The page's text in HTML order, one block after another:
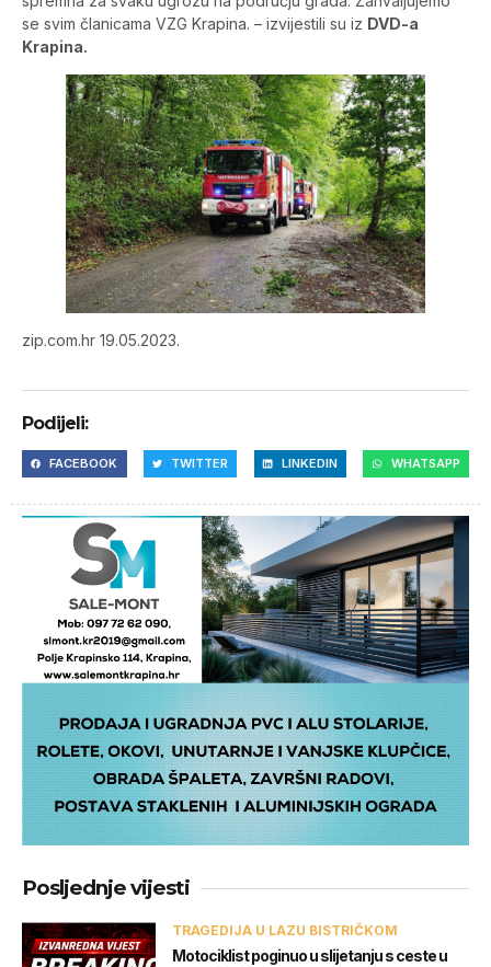
se svim članicama VZG Krapina. – izvijestili su iz DVD-a
Krapina.
zip.com.hr 19.05.2023.
Podijeli:
FACEBOOK TWITTER LINKEDIN WHATSAPP
Posljednje vijesti
TRAGEDIJA U LAZU BISTRIČKOM
Motociklist poginuo u slijetanju s ceste u